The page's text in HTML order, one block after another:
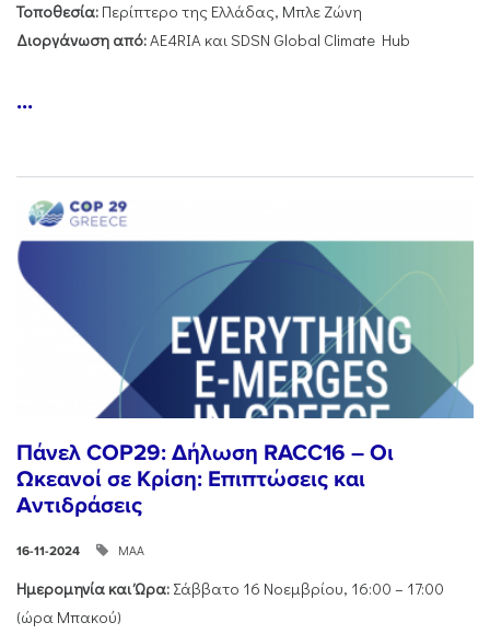
Τοποθεσία: Περίπτερο της Ελλάδας, Μπλε Ζώνη
Διοργάνωση από:AE4RIA και SDSN Global Climate Hub
...
Πάνελ COP29: Δήλωση RACC16 – Οι
Ωκεανοί σε Κρίση: Επιπτώσεις και
Αντιδράσεις
16-11-2024 ΜΑΑ
Ημερομηνία και Ώρα: Σάββατο 16 Νοεμβρίου, 16:00 – 17:00
(ώρα Μπακού)